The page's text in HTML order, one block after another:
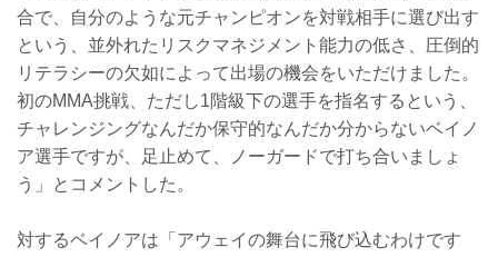
合で、自分のような元チャンピオンを対戦相手に選び出す
という、並外れたリスクマネジメント能力の低さ、圧倒的
リテラシーの欠如によって出場の機会をいただけました。
初のMMA挑戦、ただし1階級下の選手を指名するという、
チャレンジングなんだか保守的なんだか分からないベイノ
ア選手ですが、足止めて、ノーガードで打ち合いましょ
う」とコメントした。
対するベイノアは「アウェイの舞台に飛び込むわけです